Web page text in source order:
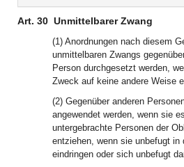
Art. 30 Unmittelbarer Zwang
(1) Anordnungen nach diesem
unmittelbaren Zwangs
Person durchgesetzt werden,
Zweck auf keine andere Weise
(2) Gegenüber anderen
angewendet werden, wenn sie
untergebrachte Personen der
entziehen, wenn sie unbefugt
eindringen oder sich unbefugt